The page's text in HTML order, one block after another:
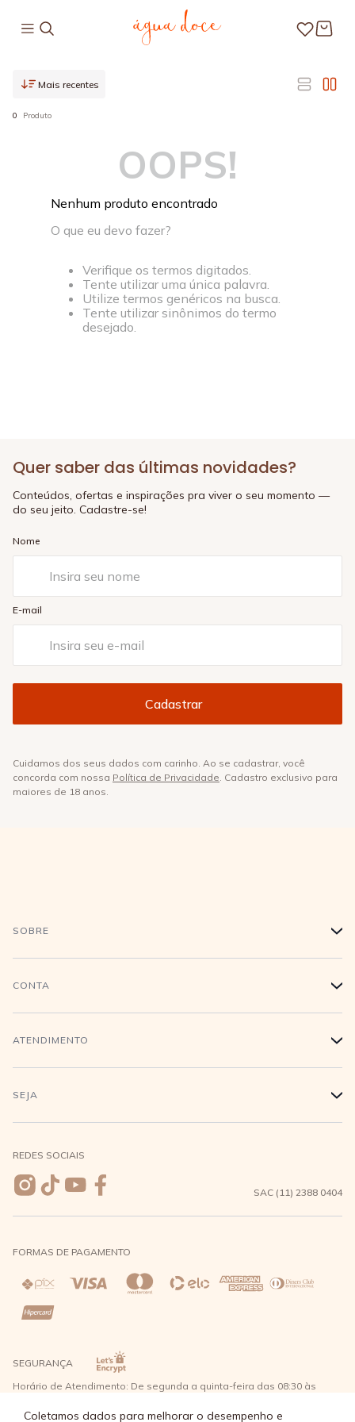
Coletamos dados para melhorar o desempenho e
Mais recentes
0 Produto
OOPS!
Nenhum produto encontrado
O que eu devo fazer?
Verifique os termos digitados.
Tente utilizar uma única palavra.
Utilize termos genéricos na busca.
Tente utilizar sinônimos do termo
desejado.
Quer saber das últimas novidades?
Conteúdos, ofertas e inspirações pra viver o seu momento —
do seu jeito. Cadastre-se!
Nome
E-mail
Cuidamos dos seus dados com carinho. Ao se cadastrar, você
concorda com nossa Política de Privacidade. Cadastro exclusivo para
maiores de 18 anos.
SOBRE +
História
Conecte-se
CONTA +
Login
Meus pedidos
Wishlist
ATENDIMENTO +
Compra Segura
Entrega e Frete
Trocas e Devoluções
Direito de Arrependimento
Política de Privacidade
SEJA +
REDES SOCIAIS
SAC (11) 2388 0404
FORMAS DE PAGAMENTO
SEGURANÇA
Horário de Atendimento: De segunda a quinta-feira das 08:30 às
nível 2 - Bairro Capuava Mauá - São Paulo, CEP: 09380-115 - Água